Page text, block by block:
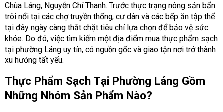
Chùa Láng, Nguyễn Chí Thanh. Trước thực trạng nông sản bẩn
trôi nổi tại các chợ truyền thống, cư dân và các bếp ăn tập thể
tại đây ngày càng thắt chặt tiêu chí lựa chọn để bảo vệ sức
khỏe. Do đó, việc tìm kiếm một địa điểm mua thực phẩm sạch
tại phường Láng uy tín, có nguồn gốc và giao tận nơi trở thành
xu hướng tất yếu.
Thực Phẩm Sạch Tại Phường Láng Gồm
Những Nhóm Sản Phẩm Nào?